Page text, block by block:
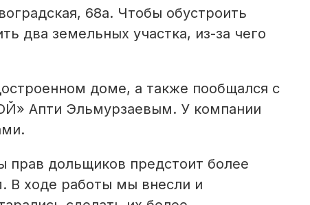
68а. Чтобы обустроить
два земельных участка, из-за чего
доме, а также пообщался с
Апти Эльмурзаевым. У компании
дольщиков предстоит более
В ходе работы мы внесли и